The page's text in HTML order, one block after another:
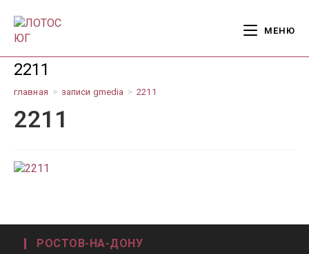
содержимому
МЕНЮ
2211
главная > записи gmedia > 2211
2211
РОСТОВ-НА-ДОНУ